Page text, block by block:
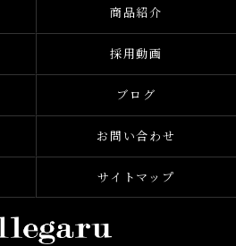
商品紹介
採用動画
ブログ
お問い合わせ
サイトマップ